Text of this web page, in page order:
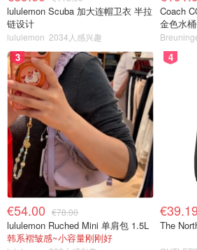
lululemon Scuba 加大连帽卫衣 半拉
链设计
lululemon 2034人感兴趣
Coach
金色水
3
€54.00 €78.00
lululemon Ruched Mini 单肩包 1.5L
韩系褶皱感~小容量刚刚好
4
€39.19
The